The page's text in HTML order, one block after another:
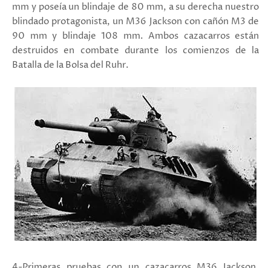
mm y poseía un blindaje de 80 mm, a su derecha nuestro
blindado protagonista, un M36 Jackson con cañón M3 de
90 mm y blindaje 108 mm. Ambos cazacarros están
destruidos en combate durante los comienzos de la
Batalla de la Bolsa del Ruhr.